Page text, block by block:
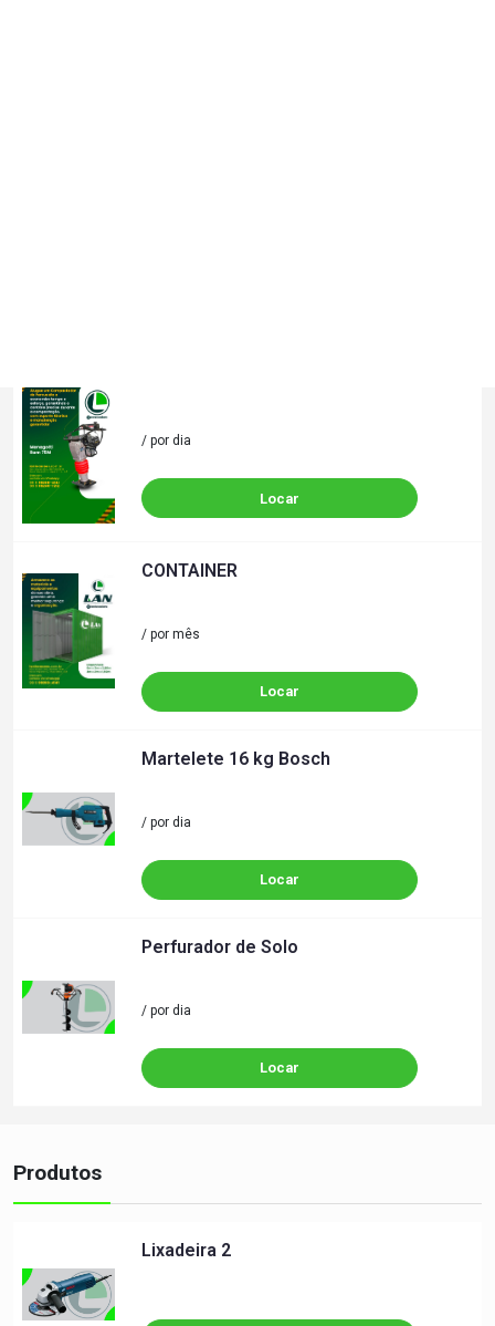
/ por dia
Locar
CONTAINER
/ por mês
Locar
Martelete 16 kg Bosch
/ por dia
Locar
Perfurador de Solo
/ por dia
Locar
Produtos
Lixadeira 2